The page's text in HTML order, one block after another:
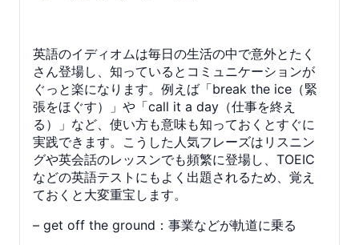
英語のイディオムは毎日の生活の中で意外とたく
さん登場し、知っているとコミュニケーションが
ぐっと楽になります。例えば「break the ice（緊
張をほぐす）」や「call it a day（仕事を終え
る）」など、使い方も意味も知っておくとすぐに
実践できます。こうした人気フレーズはリスニン
グや英会話のレッスンでも頻繁に登場し、TOEIC
などの英語テストにもよく出題されるため、覚え
ておくと大変重宝します。
– get off the ground：事業などが軌道に乗る